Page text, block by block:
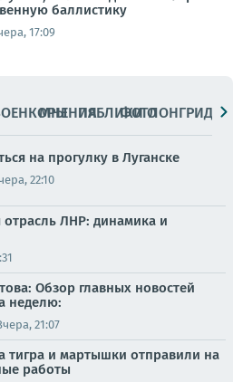
баллистику
17:09
МНЕНИЯПАБЛИКИ
ФОТОЛОНГРИДЫ
на прогулку в Луганске
22:10
отрасль ЛНР: динамика и
Обзор главных новостей
неделю:
21:07
тигра и мартышки отправили на
работы